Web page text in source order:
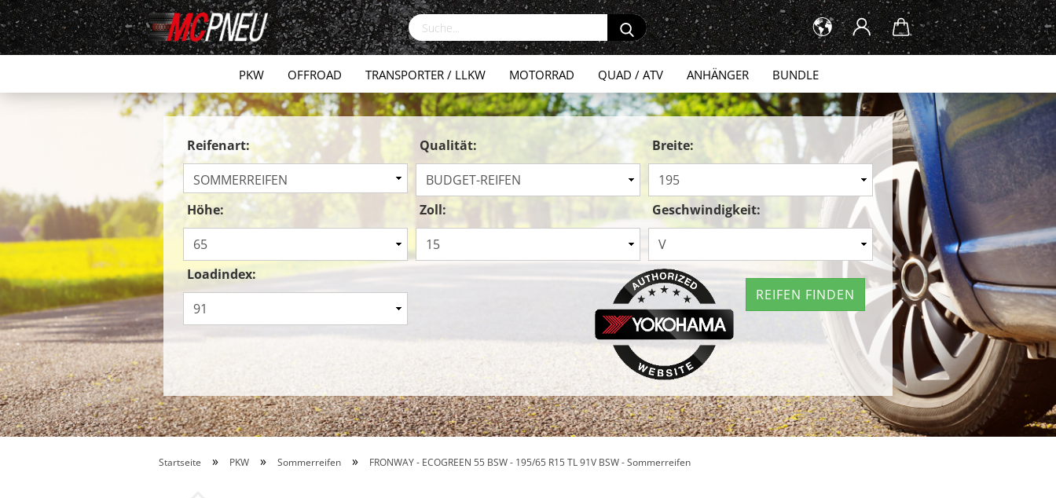
PKW OFFROAD TRANSPORTER / LLKW MOTORRAD QUAD / ATV ANHÄNGER BUNDLE
Reifenart: Qualität: Breite:
Höhe: Zoll: Geschwindigkeit:
Loadindex:
REIFEN FINDEN
Startseite » PKW » Sommerreifen » FRONWAY - ECOGREEN 55 BSW - 195/65 R15 TL 91V BSW - Sommerreifen